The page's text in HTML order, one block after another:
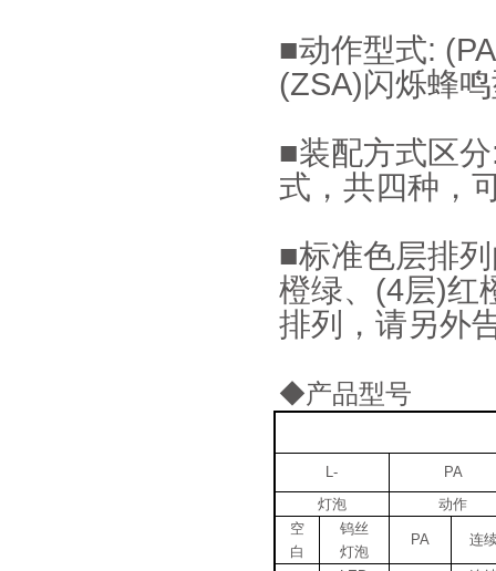
■动作型式:
(ZSA)闪烁蜂
■装配方式区
式，共四种，
■标准色层排
橙绿、(4层)红
排列，请另外
◆产品型号
L-
PA
灯泡
动作
空
白
钨丝
灯泡
PA 连